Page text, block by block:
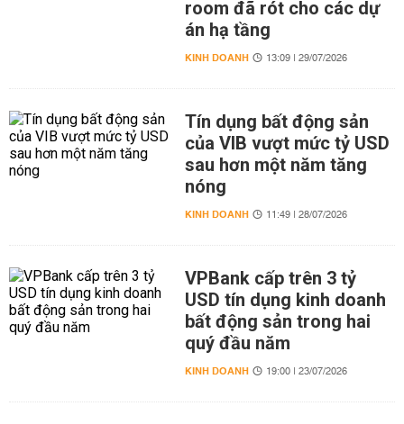
room đã rót cho các dự
án hạ tầng
KINH DOANH 13:09 | 29/07/2026
Tín dụng bất động sản
của VIB vượt mức tỷ USD
sau hơn một năm tăng
nóng
KINH DOANH 11:49 | 28/07/2026
VPBank cấp trên 3 tỷ
USD tín dụng kinh doanh
bất động sản trong hai
quý đầu năm
KINH DOANH 19:00 | 23/07/2026